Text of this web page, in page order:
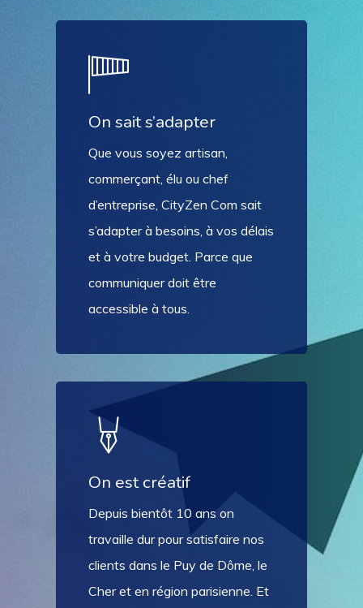
On sait s’adapter
Que vous soyez artisan,
commerçant, élu ou chef
d’entreprise, CityZen Com sait
s’adapter à besoins, à vos délais
et à votre budget. Parce que
communiquer doit être
accessible à tous.
On est créatif
Depuis bientôt 10 ans on
travaille dur pour satisfaire nos
clients dans le Puy de Dôme, le
Cher et en région parisienne. Et